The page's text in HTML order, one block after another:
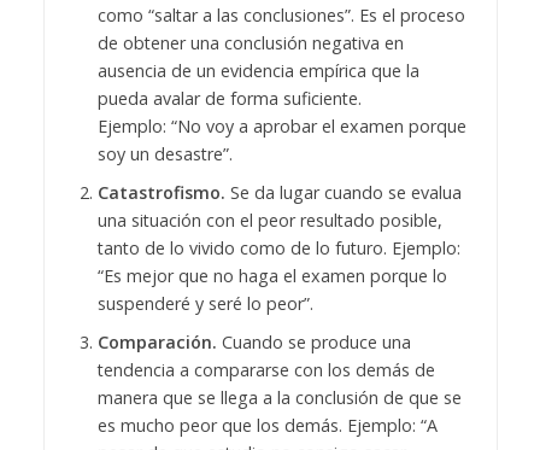
como “saltar a las conclusiones”. Es el proceso
de obtener una conclusión negativa en
ausencia de un evidencia empírica que la
pueda avalar de forma suficiente.
Ejemplo: “No voy a aprobar el examen porque
soy un desastre”.
Catastrofismo. Se da lugar cuando se evalua
una situación con el peor resultado posible,
tanto de lo vivido como de lo futuro. Ejemplo:
“Es mejor que no haga el examen porque lo
suspenderé y seré lo peor”.
Comparación. Cuando se produce una
tendencia a compararse con los demás de
manera que se llega a la conclusión de que se
es mucho peor que los demás. Ejemplo: “A